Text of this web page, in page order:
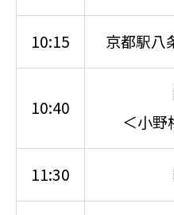
10:15 京都駅八
10:40
＜小野
11:30